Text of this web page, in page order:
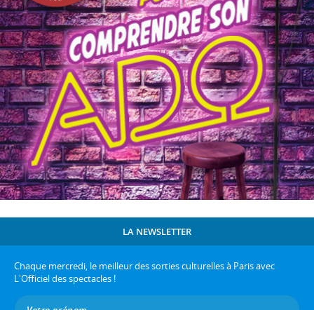
LA NEWSLETTER
Chaque mercredi, le meilleur des sorties culturelles à Paris avec
L'Officiel des spectacles !